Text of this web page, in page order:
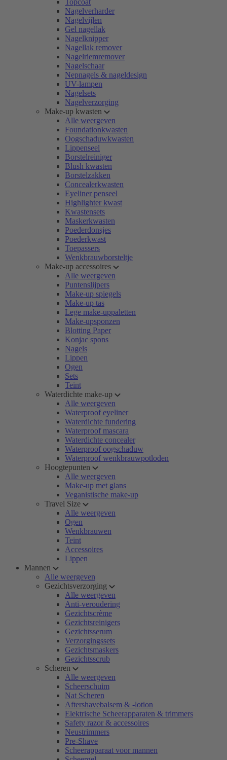
Topcoat
Nagelverharder
Nagelvijlen
Gel nagellak
Nagelknipper
Nagellak remover
Nagelriemremover
Nagelschaar
Nepnagels & nageldesign
UV-lampen
Nagelsets
Nagelverzorging
Make-up kwasten
Alle weergeven
Foundationkwasten
Oogschaduwkwasten
Lippenseel
Borstelreiniger
Blush kwasten
Borstelzakken
Concealerkwasten
Eyeliner penseel
Highlighter kwast
Kwastensets
Maskerkwasten
Poederdonsjes
Poederkwast
Toepassers
Wenkbrauwborsteltje
Make-up accessoires
Alle weergeven
Puntenslijpers
Make-up spiegels
Make-up tas
Lege make-uppaletten
Make-upsponzen
Blotting Paper
Konjac spons
Nagels
Lippen
Ogen
Sets
Teint
Waterdichte make-up
Alle weergeven
Waterproof eyeliner
Waterdichte fundering
Waterproof mascara
Waterdichte concealer
Waterproof oogschaduw
Waterproof wenkbrauwpotloden
Hoogtepunten
Alle weergeven
Make-up met glans
Veganistische make-up
Travel Size
Alle weergeven
Ogen
Wenkbrauwen
Teint
Accessoires
Lippen
Mannen
Alle weergeven
Gezichtsverzorging
Alle weergeven
Anti-veroudering
Gezichtscrème
Gezichtsreinigers
Gezichtsserum
Verzorgingssets
Gezichtsmaskers
Gezichtsscrub
Scheren
Alle weergeven
Scheerschuim
Nat Scheren
Aftershavebalsem & -lotion
Elektrische Scheerapparaten & trimmers
Safety razor & accessoires
Neustrimmers
Pre-Shave
Scheerapparaat voor mannen